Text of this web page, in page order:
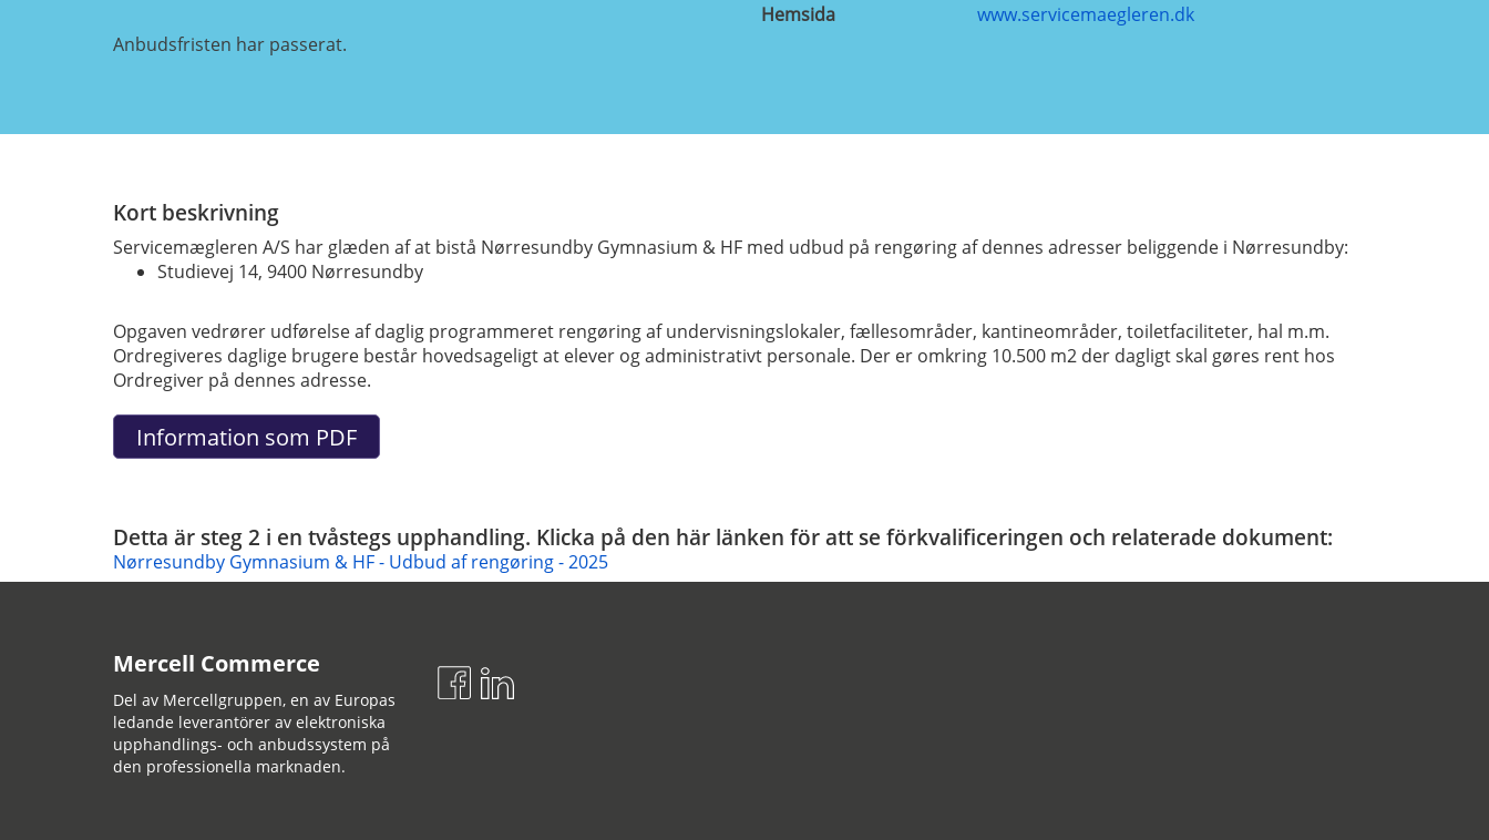
Hemsida
www.servicemaegleren.dk
Anbudsfristen har passerat.
Kort beskrivning
Servicemægleren A/S har glæden af at bistå Nørresundby Gymnasium & HF med udbud på rengøring af dennes adresser beliggende i Nørresundby:
Studievej 14, 9400 Nørresundby
Opgaven vedrører udførelse af daglig programmeret rengøring af undervisningslokaler, fællesområder, kantineområder, toiletfaciliteter, hal m.m.
Ordregiveres daglige brugere består hovedsageligt at elever og administrativt personale. Der er omkring 10.500 m2 der dagligt skal gøres rent hos
Ordregiver på dennes adresse.
Detta är steg 2 i en tvåstegs upphandling. Klicka på den här länken för att se förkvalificeringen och relaterade dokument:
Nørresundby Gymnasium & HF - Udbud af rengøring - 2025
Mercell Commerce
Del av Mercellgruppen, en av Europas
ledande leverantörer av elektroniska
upphandlings- och anbudssystem på
den professionella marknaden.